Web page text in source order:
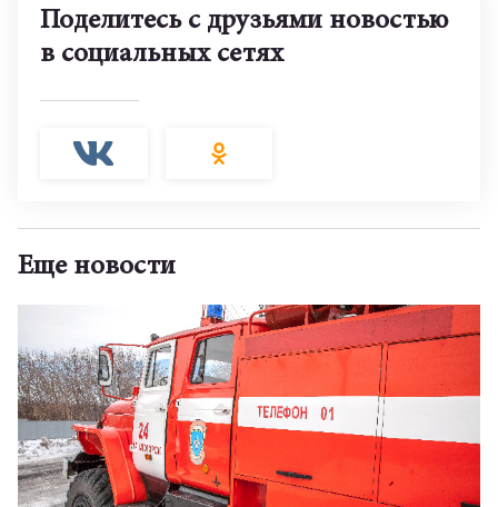
Поделитесь с друзьями новостью
в социальных сетях
Еще новости